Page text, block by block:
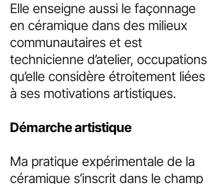
Elle enseigne aussi le façonnage
en céramique dans des milieux
communautaires et est
technicienne d’atelier, occupations
qu’elle considère étroitement liées
à ses motivations artistiques.
Démarche artistique
Ma pratique expérimentale de la
céramique s’inscrit dans le champ